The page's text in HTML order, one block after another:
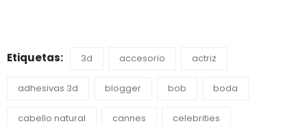
Etiquetas: 3d accesorio actriz
adhesivas 3d blogger bob boda
cabello natural cannes celebrities